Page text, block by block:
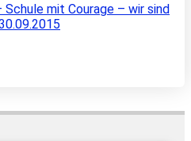
Schule mit Courage – wir sind